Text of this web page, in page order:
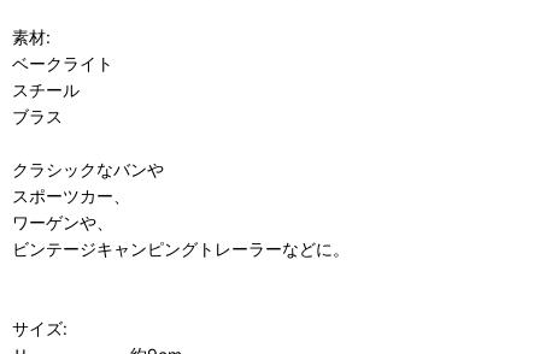
素材:
ベークライト
スチール
ブラス
クラシックなバンや
スポーツカー、
ワーゲンや、
ビンテージキャンピングトレーラーなどに。
サイズ: